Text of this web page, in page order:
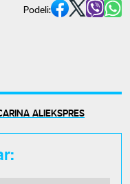
Podeli:
ALIEKSPRES